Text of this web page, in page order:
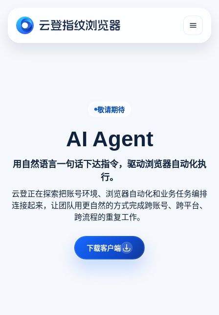
敬请期待
AI Agent
用自然语言一句话下达指令，驱动浏览器自动化执
行。
云登正在探索把账号环境、浏览器自动化和业务任务编排
连接起来，让团队用更自然的方式完成跨账号、跨平台、
跨流程的重复工作。
下载客户端